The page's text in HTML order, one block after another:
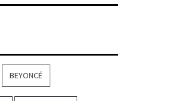
BEYONCÉ